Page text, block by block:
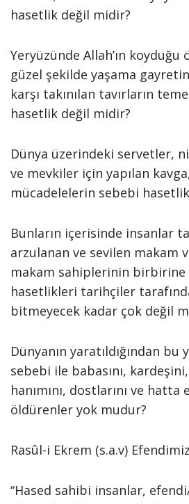
hasetlik değil midir?
Yeryüzünde Allah’ın
güzel şekilde yaşama
karşı takınılan tavırların
hasetlik değil midir?
Dünya üzerindeki servetler,
ve mevkiler için yapılan
mücadelelerin sebebi
Bunların içerisinde insanlar
arzulanan ve sevilen makam
makam sahiplerinin birbirine
hasetlikleri tarihçiler
bitmeyecek kadar çok değil
Dünyanın yaratıldığından bu
sebebi ile babasını,
hanımını, dostlarını ve hatta
öldürenler yok mudur?
Rasûl-i Ekrem (s.a.v)
“Hased sahibi insanlar,